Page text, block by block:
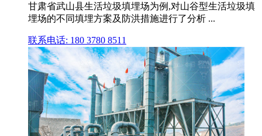
甘肃省武山县生活垃圾填埋场为例,对山谷型生活垃圾填
埋场的不同填埋方案及防洪措施进行了分析 ...
联系电话: 180 3780 8511